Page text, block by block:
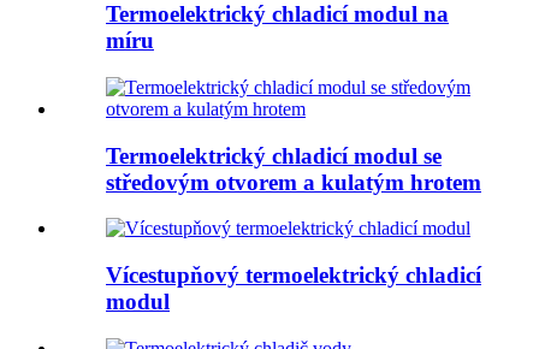
Termoelektrický chladicí modul na
míru
Termoelektrický chladicí modul se
středovým otvorem a kulatým hrotem
Vícestupňový termoelektrický chladicí
modul